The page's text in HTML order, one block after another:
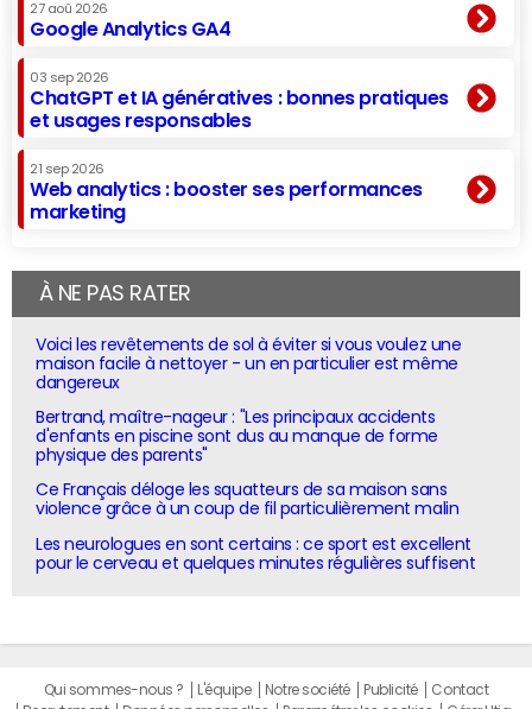
27 aoû 2026
Google Analytics GA4
03 sep 2026
ChatGPT et IA génératives : bonnes pratiques
et usages responsables
21 sep 2026
Web analytics : booster ses performances
marketing
À NE PAS RATER
Voici les revêtements de sol à éviter si vous voulez une
maison facile à nettoyer - un en particulier est même
dangereux
Bertrand, maître-nageur : "Les principaux accidents
d'enfants en piscine sont dus au manque de forme
physique des parents"
Ce Français déloge les squatteurs de sa maison sans
violence grâce à un coup de fil particulièrement malin
Les neurologues en sont certains : ce sport est excellent
pour le cerveau et quelques minutes régulières suffisent
Qui sommes-nous ? L'équipe Notre société Publicité
Contact